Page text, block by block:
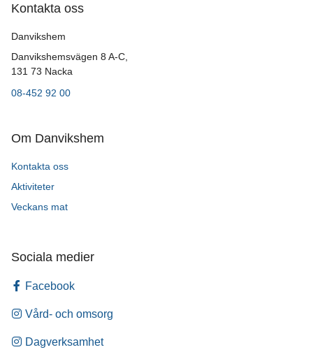
Kontakta oss
Danvikshem
Danvikshemsvägen 8 A-C,
131 73 Nacka
08-452 92 00
Om Danvikshem
Kontakta oss
Aktiviteter
Veckans mat
Sociala medier
Facebook
Vård- och omsorg
Dagverksamhet